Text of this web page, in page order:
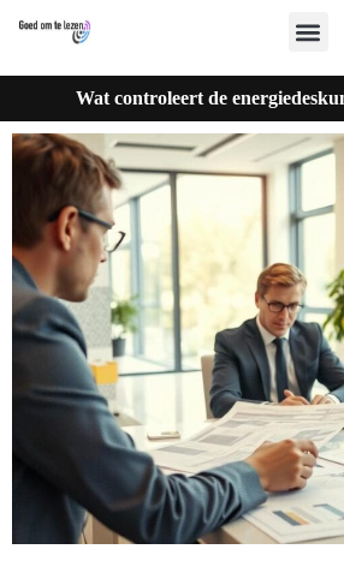
Wat controleert de